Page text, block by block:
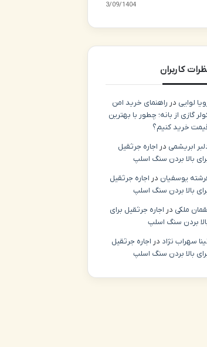
23/09/1404
کاربران
لوایی در راهنمای خرید امن
گازی از بانه؛ چطور با بهترین
خرید کنیم؟
ابریشمی در اجاره جرثقیل
بالا بردن سنگ اسلپ
یوسفیان در اجاره جرثقیل
بالا بردن سنگ اسلپ
ملکی در اجاره جرثقیل برای
بردن سنگ اسلپ
سهراب نژاد در اجاره جرثقیل
بالا بردن سنگ اسلپ